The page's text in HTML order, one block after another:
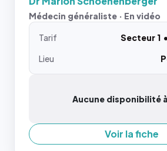
Médecin généraliste · En vidéo
Tarif Secteur 1
Lieu
Aucune disponibilité
Voir la fiche